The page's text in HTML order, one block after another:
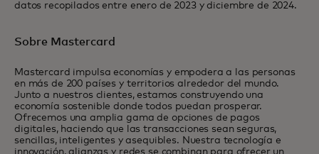
datos recopilados entre enero de 2023 y diciembre de 2024.
Sobre Mastercard
Mastercard impulsa economías y empodera a las personas
en más de 200 países y territorios alrededor del mundo.
Junto a nuestros clientes, estamos construyendo una
economía sostenible donde todos puedan prosperar.
Ofrecemos una amplia gama de opciones de pagos
digitales, haciendo que las transacciones sean seguras,
sencillas, inteligentes y asequibles. Nuestra tecnología e
innovación, alianzas y redes se combinan para ofrecer un